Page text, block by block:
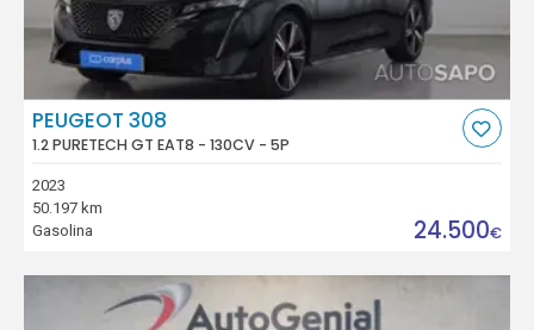
PEUGEOT 308
1.2 PURETECH GT EAT8 - 130CV - 5P
2023
50.197 km
Gasolina
24.500€